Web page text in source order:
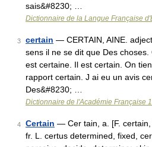
sais&#8230; …
Dictionnaire de la Langue Française
3 certain — CERTAIN, AINE.
sens il ne se dit que Des
est certaine. Il est certain. On
rapport certain. J ai eu un avis
Des&#8230; …
Dictionnaire de l'Académie Française
4 Certain — Cer tain, a. [F. certain,
fr. L. certus determined, fixed,